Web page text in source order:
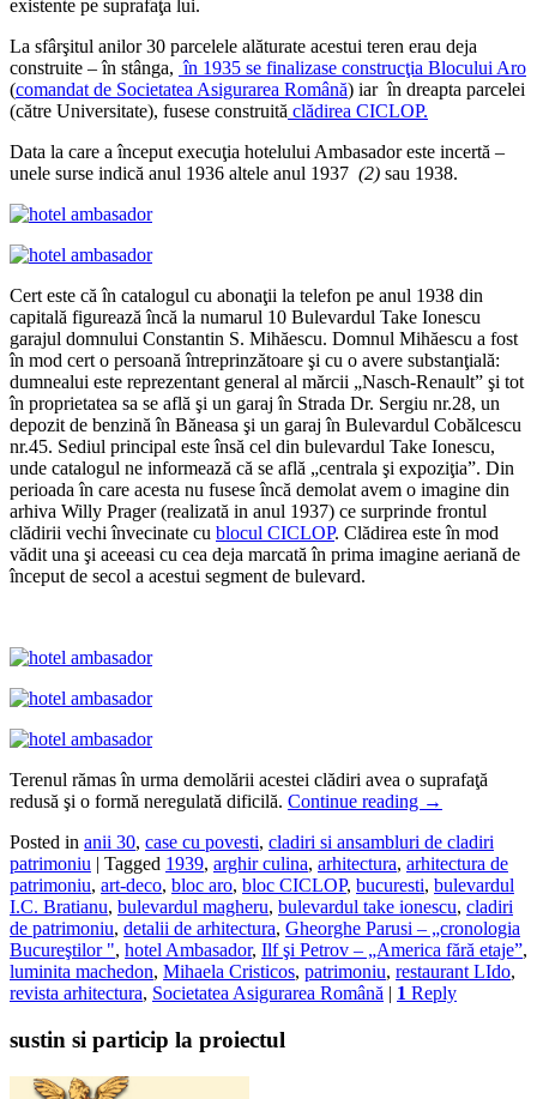
existente pe suprafaţa lui.
La sfârşitul anilor 30 parcelele alăturate acestui teren erau deja
construite – în stânga, în 1935 se finalizase construcţia Blocului Aro
(comandat de Societatea Asigurarea Română) iar în dreapta parcelei
(către Universitate), fusese construită clădirea CICLOP.
Data la care a început execuţia hotelului Ambasador este incertă –
unele surse indică anul 1936 altele anul 1937 (2) sau 1938.
Cert este că în catalogul cu abonaţii la telefon pe anul 1938 din
capitală figurează încă la numarul 10 Bulevardul Take Ionescu
garajul domnului Constantin S. Mihăescu. Domnul Mihăescu a fost
în mod cert o persoană întreprinzătoare şi cu o avere substanţială:
dumnealui este reprezentant general al mărcii „Nasch-Renault” şi tot
în proprietatea sa se află şi un garaj în Strada Dr. Sergiu nr.28, un
depozit de benzină în Băneasa şi un garaj în Bulevardul Cobălcescu
nr.45. Sediul principal este însă cel din bulevardul Take Ionescu,
unde catalogul ne informează că se află „centrala şi expoziţia”. Din
perioada în care acesta nu fusese încă demolat avem o imagine din
arhiva Willy Prager (realizată in anul 1937) ce surprinde frontul
clădirii vechi învecinate cu blocul CICLOP. Clădirea este în mod
vădit una şi aceeasi cu cea deja marcată în prima imagine aeriană de
început de secol a acestui segment de bulevard.
Terenul rămas în urma demolării acestei clădiri avea o suprafaţă
redusă şi o formă neregulată dificilă. Continue reading →
Posted in anii 30, case cu povesti, cladiri si ansambluri de cladiri
patrimoniu | Tagged 1939, arghir culina, arhitectura, arhitectura de
patrimoniu, art-deco, bloc aro, bloc CICLOP, bucuresti, bulevardul
I.C. Bratianu, bulevardul magheru, bulevardul take ionescu, cladiri
de patrimoniu, detalii de arhitectura, Gheorghe Parusi – „cronologia
Bucureştilor ", hotel Ambasador, Ilf şi Petrov – „America fără etaje”,
luminita machedon, Mihaela Cristicos, patrimoniu, restaurant LIdo,
revista arhitectura, Societatea Asigurarea Română | 1 Reply
sustin si particip la proiectul